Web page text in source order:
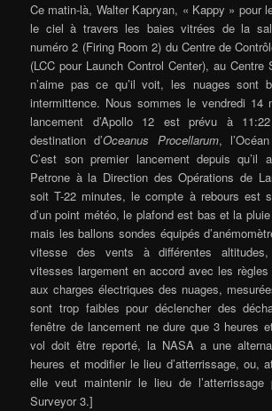
Ce matin-là, Walter Kapryan, « Kappy » pour
le ciel à travers les baies vitrées de la
numéro 2 (Firing Room 2) du Centre de
(LCC pour Launch Control Center), au Centre
n’aime pas ce qu’il voit, les nuages sont
intermittence. Nous sommes le vendredi 14
lancement d’Apollo 12 est prévu à
destination d’Oceanus Procellarum,
C’est son premier lancement depuis qu’il
Petrone à la Direction des Opérations de
soit T-22 minutes, le compte à rebours est
d’un point météo, le plafond est bas et la
mais les ballons sondes équipés
vitesse des vents à différentes altitudes,
vitesses largement en accord avec les
aux charges électriques des nuages,
sont trop faibles pour déclencher des
fenêtre de lancement ne dure que 3 heures
vol doit être reporté, la NASA a une
heures et modifier le lieu d’atterrissage, ou,
elle veut maintenir le lieu de
Surveyor 3.]